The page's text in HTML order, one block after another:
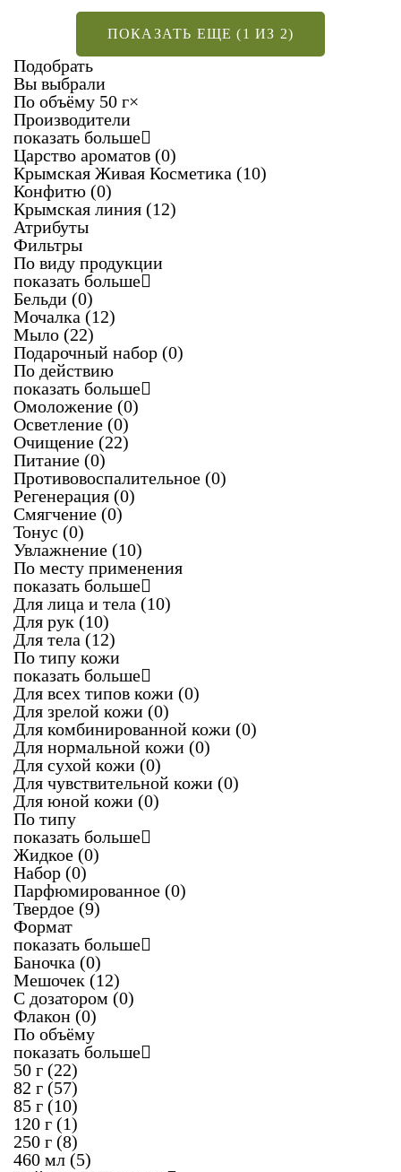
Подобрать
Вы выбрали
По объёму 50 г×
Производители
показать больше
Царство ароматов (0)
Крымская Живая Косметика (10)
Конфитю (0)
Крымская линия (12)
Атрибуты
Фильтры
По виду продукции
показать больше
Бельди (0)
Мочалка (12)
Мыло (22)
Подарочный набор (0)
По действию
показать больше
Омоложение (0)
Осветление (0)
Очищение (22)
Питание (0)
Противовоспалительное (0)
Регенерация (0)
Смягчение (0)
Тонус (0)
Увлажнение (10)
По месту применения
показать больше
Для лица и тела (10)
Для рук (10)
Для тела (12)
По типу кожи
показать больше
Для всех типов кожи (0)
Для зрелой кожи (0)
Для комбинированной кожи (0)
Для нормальной кожи (0)
Для сухой кожи (0)
Для чувствительной кожи (0)
Для юной кожи (0)
По типу
показать больше
Жидкое (0)
Набор (0)
Парфюмированное (0)
Твердое (9)
Формат
показать больше
Баночка (0)
Мешочек (12)
С дозатором (0)
Флакон (0)
По объёму
показать больше
50 г (22)
82 г (57)
85 г (10)
120 г (1)
250 г (8)
460 мл (5)
ПОКАЗАТЬ ЕЩЕ (1 ИЗ 2)